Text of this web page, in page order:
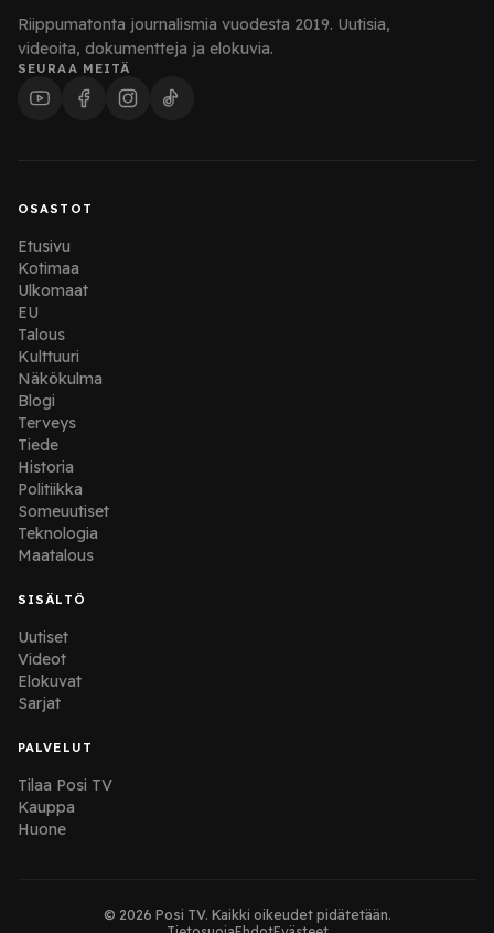
Riippumatonta journalismia vuodesta 2019. Uutisia,
videoita, dokumentteja ja elokuvia.
SEURAA MEITÄ
OSASTOT
Etusivu
Kotimaa
Ulkomaat
EU
Talous
Kulttuuri
Näkökulma
Blogi
Terveys
Tiede
Historia
Politiikka
Someuutiset
Teknologia
Maatalous
SISÄLTÖ
Uutiset
Videot
Elokuvat
Sarjat
PALVELUT
Tilaa Posi TV
Kauppa
Huone
© 2026 Posi TV. Kaikki oikeudet pidätetään.